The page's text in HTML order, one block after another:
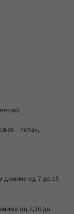
– петак,
данима од 7 до 15
од 7,30 до